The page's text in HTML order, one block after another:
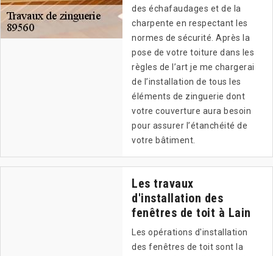
des échafaudages et de la
charpente en respectant les
normes de sécurité. Après la
pose de votre toiture dans les
règles de l’art je me chargerai
de l’installation de tous les
éléments de zinguerie dont
votre couverture aura besoin
pour assurer l’étanchéité de
votre bâtiment.
Les travaux
d'installation des
fenêtres de toit à Lain
Les opérations d'installation
des fenêtres de toit sont la